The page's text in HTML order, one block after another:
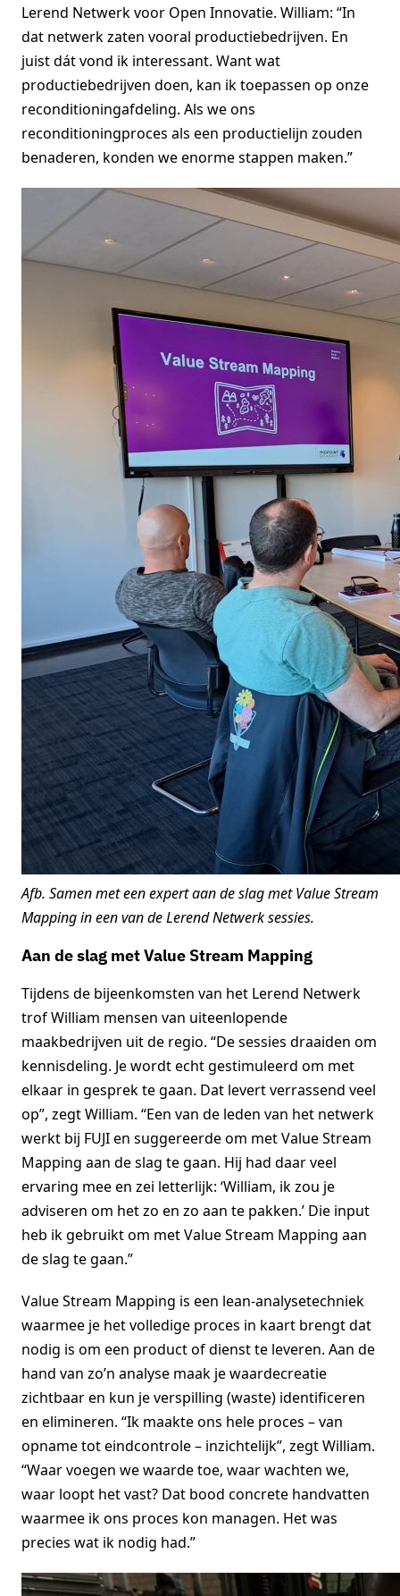
Lerend Netwerk voor Open Innovatie. William: “In
dat netwerk zaten vooral productiebedrijven. En
juist dát vond ik interessant. Want wat
productiebedrijven doen, kan ik toepassen op onze
reconditioningafdeling. Als we ons
reconditioningproces als een productielijn zouden
benaderen, konden we enorme stappen maken.”
Afb. Samen met een expert aan de slag met Value Stream
Mapping in een van de Lerend Netwerk sessies.
Aan de slag met Value Stream Mapping
Tijdens de bijeenkomsten van het Lerend Netwerk
trof William mensen van uiteenlopende
maakbedrijven uit de regio. “De sessies draaiden om
kennisdeling. Je wordt echt gestimuleerd om met
elkaar in gesprek te gaan. Dat levert verrassend veel
op”, zegt William. “Een van de leden van het netwerk
werkt bij FUJI en suggereerde om met Value Stream
Mapping aan de slag te gaan. Hij had daar veel
ervaring mee en zei letterlijk: ‘William, ik zou je
adviseren om het zo en zo aan te pakken.’ Die input
heb ik gebruikt om met Value Stream Mapping aan
de slag te gaan.”
Value Stream Mapping is een lean-analysetechniek
waarmee je het volledige proces in kaart brengt dat
nodig is om een product of dienst te leveren. Aan de
hand van zo’n analyse maak je waardecreatie
zichtbaar en kun je verspilling (waste) identificeren
en elimineren. “Ik maakte ons hele proces – van
opname tot eindcontrole – inzichtelijk”, zegt William.
“Waar voegen we waarde toe, waar wachten we,
waar loopt het vast? Dat bood concrete handvatten
waarmee ik ons proces kon managen. Het was
precies wat ik nodig had.”